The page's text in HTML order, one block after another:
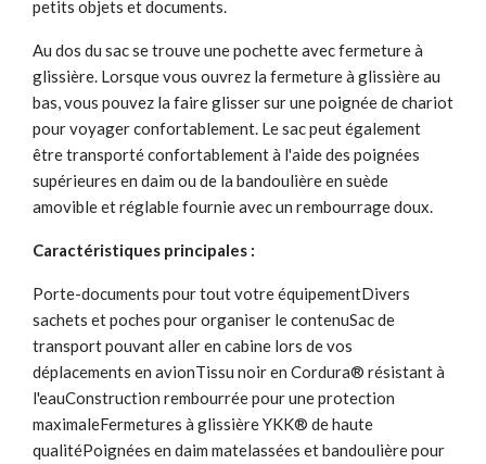
petits objets et documents.
Au dos du sac se trouve une pochette avec fermeture à
glissière. Lorsque vous ouvrez la fermeture à glissière au
bas, vous pouvez la faire glisser sur une poignée de chariot
pour voyager confortablement. Le sac peut également
être transporté confortablement à l'aide des poignées
supérieures en daim ou de la bandoulière en suède
amovible et réglable fournie avec un rembourrage doux.
Caractéristiques principales :
Porte-documents pour tout votre équipementDivers
sachets et poches pour organiser le contenuSac de
transport pouvant aller en cabine lors de vos
déplacements en avionTissu noir en Cordura® résistant à
l'eauConstruction rembourrée pour une protection
maximaleFermetures à glissière YKK® de haute
qualitéPoignées en daim matelassées et bandoulière pour